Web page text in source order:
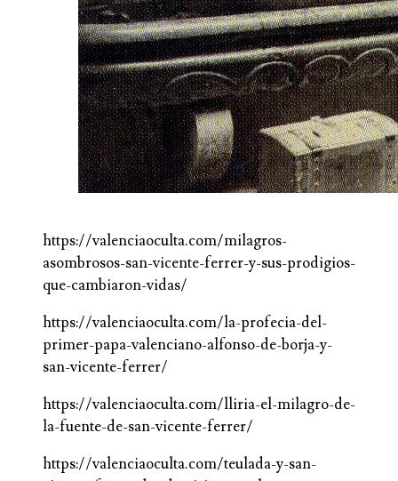
https://valenciaoculta.com/milagros-
asombrosos-san-vicente-ferrer-y-sus-prodigios-
que-cambiaron-vidas/
https://valenciaoculta.com/la-profecia-del-
primer-papa-valenciano-alfonso-de-borja-y-
san-vicente-ferrer/
https://valenciaoculta.com/lliria-el-milagro-de-
la-fuente-de-san-vicente-ferrer/
https://valenciaoculta.com/teulada-y-san-